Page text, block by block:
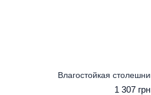
Влагостойкая
1 307 грн